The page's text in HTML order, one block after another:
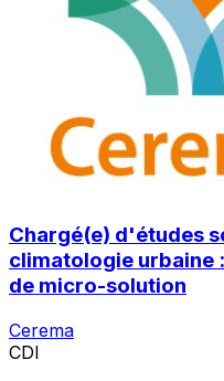
Chargé(e) d'études
climatologie urbaine
de micro-solution
Cerema
CDI